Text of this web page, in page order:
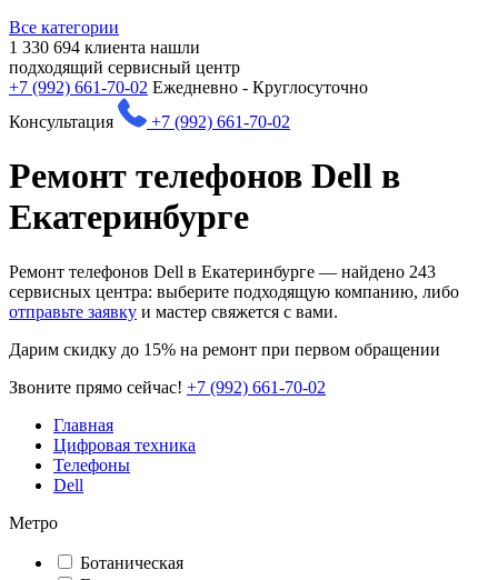
Все категории
1 330 694 клиента нашли
подходящий сервисный центр
+7 (992) 661-70-02 Ежедневно - Круглосуточно
Консультация
+7 (992) 661-70-02
Ремонт телефонов Dell в
Екатеринбурге
Ремонт телефонов Dell в Екатеринбурге — найдено 243
сервисных центра: выберите подходящую компанию, либо
отправьте заявку и мастер свяжется с вами.
Дарим скидку до 15% на ремонт при первом обращении
Звоните прямо сейчас! +7 (992) 661-70-02
Главная
Цифровая техника
Телефоны
Dell
Метро
Ботаническая